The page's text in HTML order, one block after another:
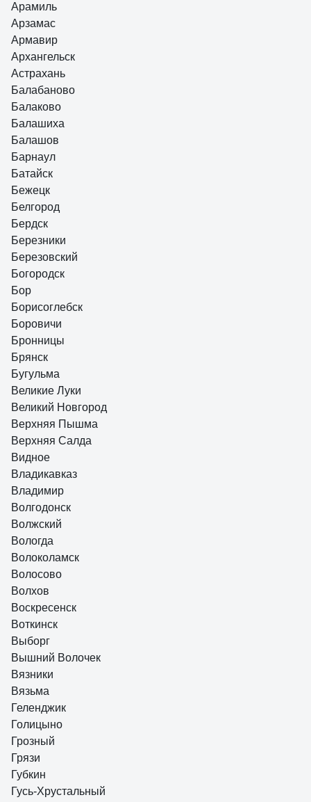
Арамиль
Арзамас
Армавир
Архангельск
Астрахань
Балабаново
Балаково
Балашиха
Балашов
Барнаул
Батайск
Бежецк
Белгород
Бердск
Березники
Березовский
Богородск
Бор
Борисоглебск
Боровичи
Бронницы
Брянск
Бугульма
Великие Луки
Великий Новгород
Верхняя Пышма
Верхняя Салда
Видное
Владикавказ
Владимир
Волгодонск
Волжский
Вологда
Волоколамск
Волосово
Волхов
Воскресенск
Воткинск
Выборг
Вышний Волочек
Вязники
Вязьма
Геленджик
Голицыно
Грозный
Грязи
Губкин
Гусь-Хрустальный